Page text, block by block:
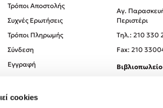
cookies
Τρόποι Αποστολής
Συχνές Ερωτήσεις
Τρόποι Πληρωμής
Σύνδεση
Εγγραφή
Αγ.
Περιστέρι
Tηλ.: 210 330
Fax: 210